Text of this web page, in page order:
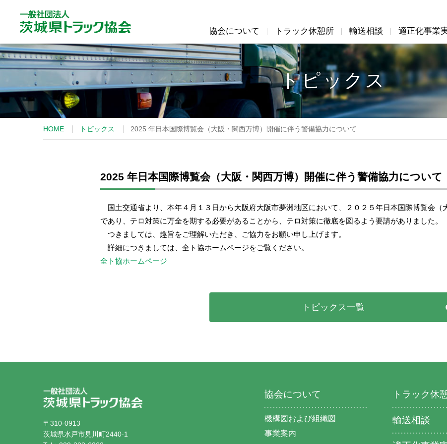
協会について
協会について
機構図および組織図
事業案内
入会のご案内
会員企
関係省団
トラック休憩所 輸送相談 適正化事業
適正化事業実施機関
会員専用ページ
トピックス
HOME トピックス 2025 年日本国際博覧会（大阪・関西万博）開催に伴う警備協力について
2025 年日本国際博覧会（大阪・関西万博）開催に伴う警備協力について
国土交通省より、本年４月１３日から大阪府大阪市夢洲地区において、２０２５年日本国際博覧会（
であり、テロ対策に万全を期する必要があることから、テロ対策に徹底を図るよう要請がありました。
つきましては、趣旨をご理解いただき、ご協力をお願い申し上げます。
詳細につきましては、全ト協ホームページをご覧ください。
全ト協ホームページ
トピックス一覧
協会について
機構図および組織図
事業案内
トラック休
輸送相談
〒310-0913
茨城県水戸市見川町2440-1